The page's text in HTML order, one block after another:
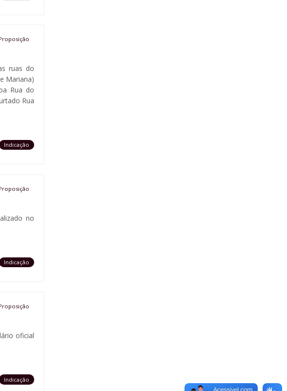
ruas do
Mariana)
Rua do
Rua
Indicação
no
Indicação
oficial
Indicação